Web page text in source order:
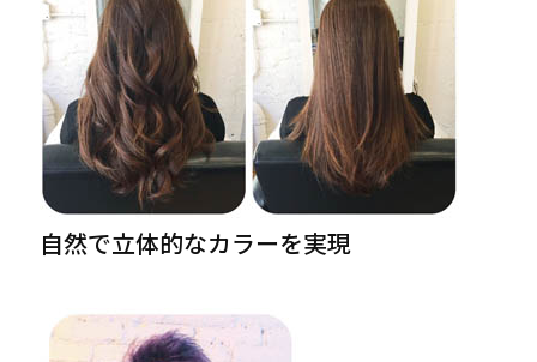
自然で立体的なカラーを実現